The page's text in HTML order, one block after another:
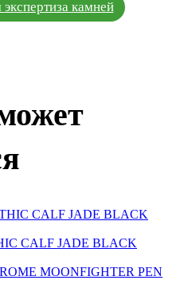
камней
CALF JADE BLACK